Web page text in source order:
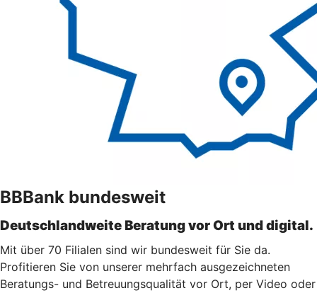
BBBank bundesweit
Deutschlandweite Beratung vor Ort und digital.
Mit über 70 Filialen sind wir bundesweit für Sie da.
Profitieren Sie von unserer mehrfach ausgezeichneten
Beratungs- und Betreuungsqualität vor Ort, per Video oder